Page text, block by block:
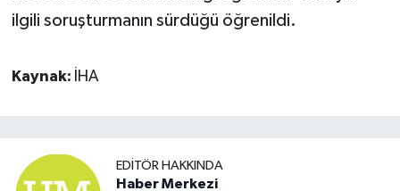
ilgili soruşturmanın sürdüğü öğrenildi.
Kaynak: İHA
EDITÖR HAKKINDA
Haber Merkezi